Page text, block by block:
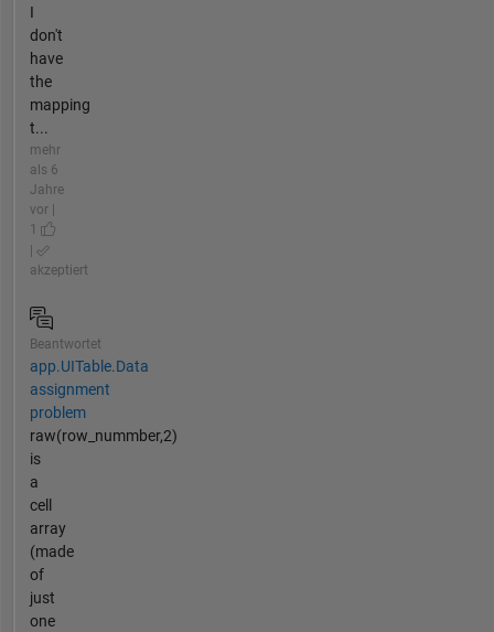
I
don't
have
the
mapping
t...
mehr
als 6
Jahre
vor |
1
akzeptiert
Beantwortet
app.UITable.Data
assignment
problem
raw(row_nummber,2)
is
a
cell
array
(made
of
just
one